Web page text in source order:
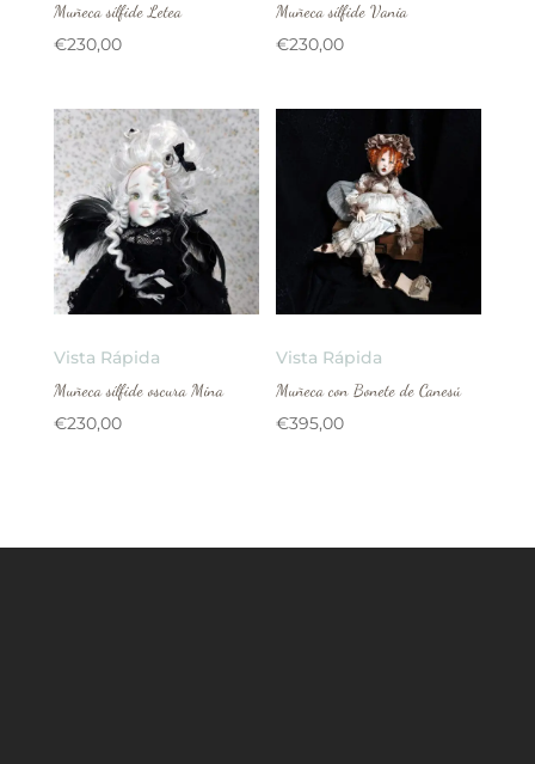
Muñeca sílfide Letea
€230,00
Muñeca sílfide Vania
€230,00
Vista Rápida
Muñeca sílfide oscura Mina
€230,00
Vista Rápida
Muñeca con Bonete de Canesú
€395,00